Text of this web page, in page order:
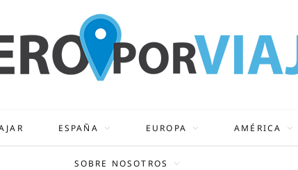
ESPAÑA EUROPA AMÉRICA
SOBRE NOSOTROS